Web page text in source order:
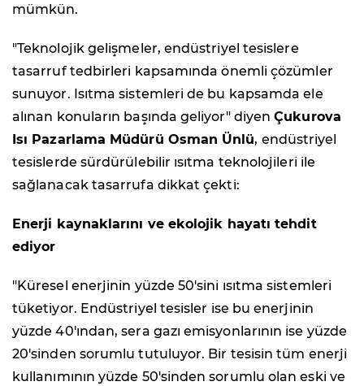
mümkün.
"Teknolojik gelişmeler, endüstriyel tesislere
tasarruf tedbirleri kapsamında önemli çözümler
sunuyor. Isıtma sistemleri de bu kapsamda ele
alınan konuların başında geliyor" diyenÇukurova
Isı Pazarlama Müdürü Osman Ünlü, endüstriyel
tesislerde sürdürülebilir ısıtma teknolojileri ile
sağlanacak tasarrufa dikkat çekti:
Enerji kaynaklarını ve ekolojik hayatı tehdit
ediyor
"Küresel enerjinin yüzde 50'sini ısıtma sistemleri
tüketiyor. Endüstriyel tesisler ise bu enerjinin
yüzde 40'ından, sera gazı emisyonlarının ise yüzde
20'sinden sorumlu tutuluyor. Bir tesisin tüm enerji
kullanımının yüzde 50'sinden sorumlu olan eski ve